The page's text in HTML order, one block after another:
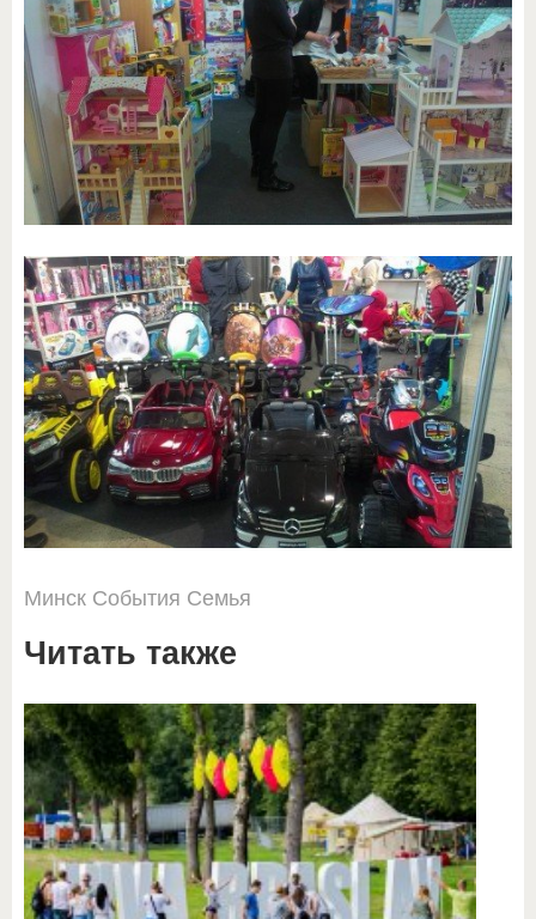
Минск События Семья
Читать также